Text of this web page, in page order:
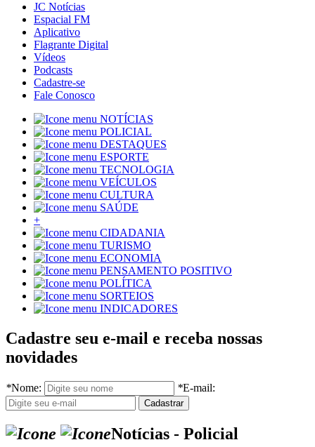
JC Notícias
Espacial FM
Aplicativo
Flagrante Digital
Vídeos
Podcasts
Cadastre-se
Fale Conosco
NOTÍCIAS
POLICIAL
DESTAQUES
ESPORTE
TECNOLOGIA
VEÍCULOS
CULTURA
SAÚDE
+
CIDADANIA
TURISMO
ECONOMIA
PENSAMENTO POSITIVO
POLÍTICA
SORTEIOS
INDICADORES
Cadastre seu e-mail e receba nossas
novidades
*Nome: *E-mail:
Notícias - Policial